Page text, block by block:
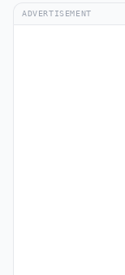
ADVERTISEMENT